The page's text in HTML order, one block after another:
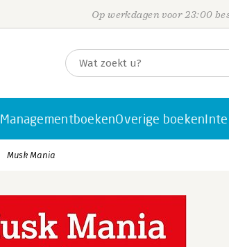
Op werkdagen voor 23:00
ManagementboekenOverige boeken
Musk Mania